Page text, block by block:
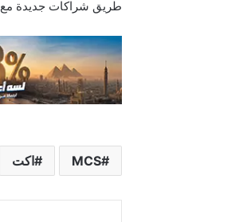
طريق شراكات جديدة مع IBM وAmazon وGoogle .
MCS اكت